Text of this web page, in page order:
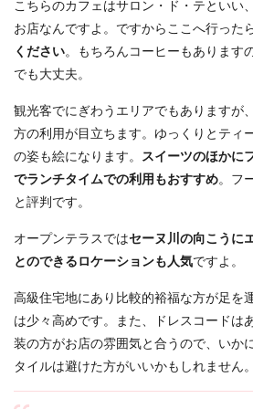
こちらのカフェはサロン・ド・テといい
お店なんですよ。ですからここへ行ったら
ください。もちろんコーヒーもあります
でも大丈夫。
観光客でにぎわうエリアでもありますが
方の利用が目立ちます。ゆっくりとティ
の姿も絵になります。 スイーツのほかに
でランチタイムでの利用もおすすめ。フ
と評判です。
オープンテラスではセーヌ川の向こうに
とのできるロケーションも人気ですよ。
高級住宅地にあり比較的裕福な方が足を
は少々高めです。また、ドレスコードは
装の方がお店の雰囲気と合うので、いか
タイルは避けた方がいいかもしれません。